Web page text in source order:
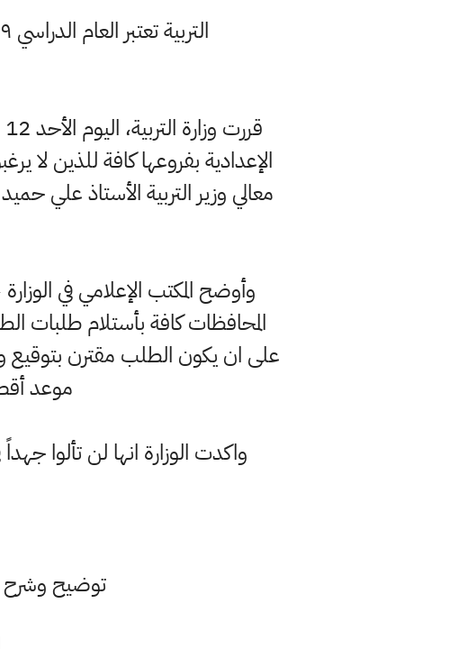
التربية تعتبر العام الدراسي ٢٠١٩-٢٠٢٠ عدم رسوب اختياري لطلبة المرحلة الاعدادية بكافة فروعها
الإعدادية بفروعها كافة للذين لا
معالي وزير التربية الأستاذ علي
وأوضح المكتب الإعلامي في
المحافظات كافة بأستلام طلبات
على ان يكون الطلب مقترن بتوقيع ولي
موعد أقصاه يوم
واكدت الوزارة انها لن تألوا
توضيح وشرح